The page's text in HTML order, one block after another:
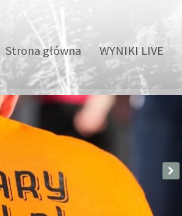
Strona główna WYNIKI LIVE